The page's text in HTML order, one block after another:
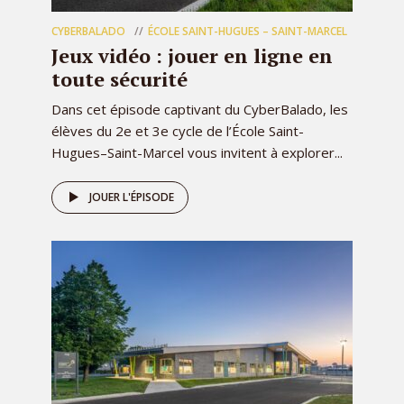
CYBERBALADO ÉCOLE SAINT-HUGUES – SAINT-MARCEL
Jeux vidéo : jouer en ligne en
toute sécurité
Dans cet épisode captivant du CyberBalado, les
élèves du 2e et 3e cycle de l’École Saint-
Hugues–Saint-Marcel vous invitent à explorer...
JOUER L'ÉPISODE